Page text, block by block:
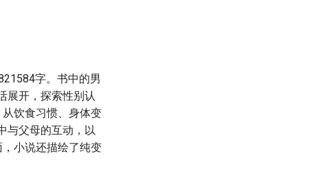
字。书中的男
展开，探索性别认
饮食习惯、身体变
与父母的互动，以
小说还描绘了纯变